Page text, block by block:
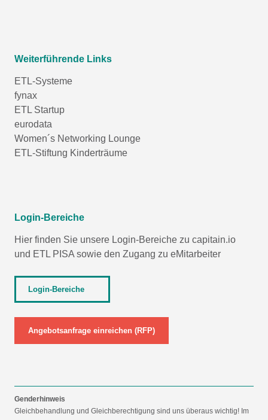
Weiterführende Links
ETL-Systeme
fynax
ETL Startup
eurodata
Women´s Networking Lounge
ETL-Stiftung Kinderträume
Login-Bereiche
Hier finden Sie unsere Login-Bereiche zu capitain.io
und ETL PISA sowie den Zugang zu eMitarbeiter
Login-Bereiche
Angebotsanfrage einreichen (RFP)
Genderhinweis
Gleichbehandlung und Gleichberechtigung sind uns überaus wichtig! Im